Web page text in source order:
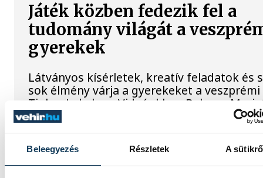
Beleegyezés Részletek A
Játék közben fedezik fel a
tudomány világát a
gyerekek
Látványos kísérletek, kreatív feladatok és
sok élmény várja a gyerekeket a veszprémi
Tinker Labsben. Videónkban Balassa
a központ vezetője mutatja be, hogyan
izgalmassá a természettudományok
megismerését.